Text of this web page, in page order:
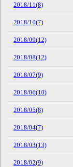
2018/11(8)
2018/10(7)
2018/09(12)
2018/08(12)
2018/07(9)
2018/06(10)
2018/05(8)
2018/04(7)
2018/03(13)
2018/02(9)